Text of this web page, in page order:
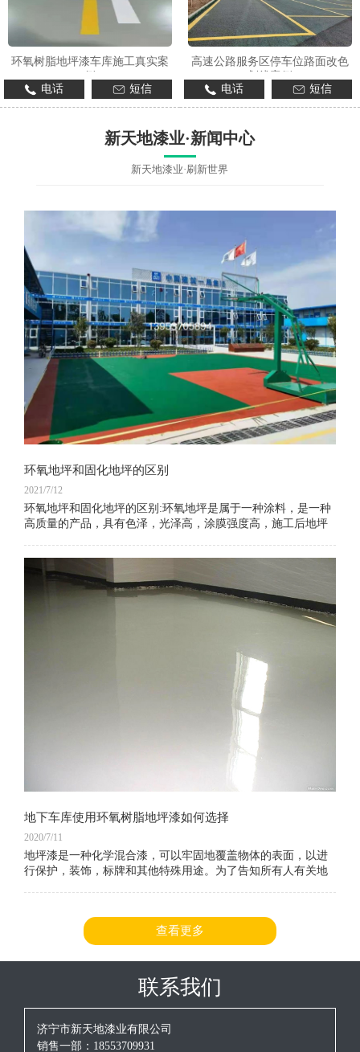
环氧树脂地坪漆车库施工真实案
电话
短信
高速公路服务区停车位路面改色
电话
短信
新天地漆业·新闻中心
新天地漆业·刷新世界
环氧地坪和固化地坪的区别
2021/7/12
环氧地坪和固化地坪的区别:环氧地坪是属于一种涂料，是一种
高质量的产品，具有色泽，光泽高，涂膜强度高，施工后地坪
磨，
地下车库使用环氧树脂地坪漆如何选择
2020/7/11
地坪漆是一种化学混合漆，可以牢固地覆盖物体的表面，以进
行保护，装饰，标牌和其他特殊用途。为了告知所有人有关地
查看更多
联系我们
济宁市新天地漆业有限公司
销售一部：18553709931